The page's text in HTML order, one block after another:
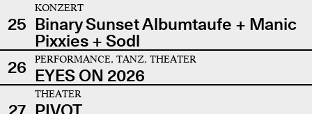
25
KONZERT
Binary Sunset Albumtaufe + Manic
Pixxies + Sodl
26
PERFORMANCE, TANZ, THEATER
EYES ON 2026
27
THEATER
PIVOT